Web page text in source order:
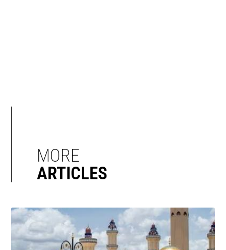
MORE
ARTICLES